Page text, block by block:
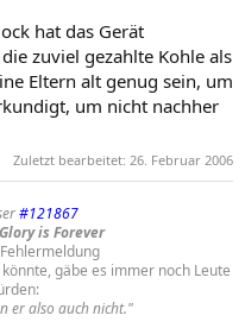
hat das Gerät
zuviel gezahlte Kohle als
Eltern alt genug sein, um
um nicht nachher
Zuletzt bearbeitet: 26. Februar 2006
#121867
is Forever
gäbe es immer noch Leute
er also auch nicht."